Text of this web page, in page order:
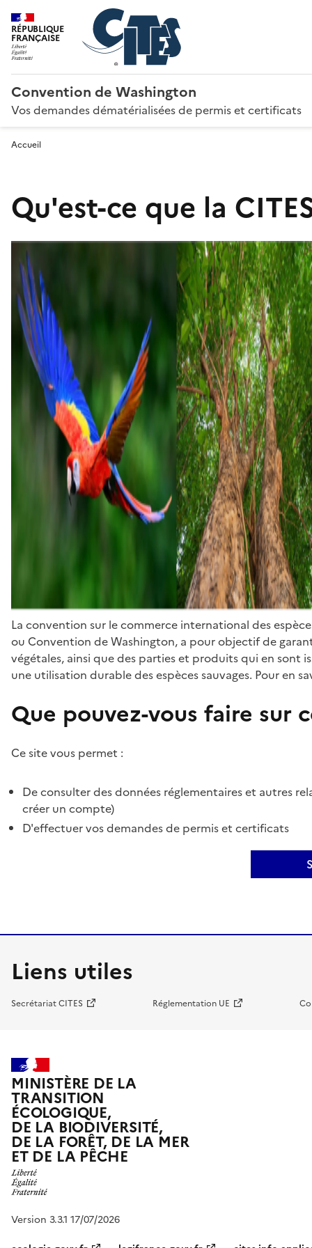
RÉPUBLIQUE
FRANÇAISE
Convention de Washington
Vos demandes dématérialisées de permis et certificats
Accueil
Qu'est-ce que la
La convention sur le commerce international des
ou Convention de Washington, a pour objectif de
végétales, ainsi que des parties et produits qui en sont
une utilisation durable des espèces sauvages. Pour en
Que pouvez-vous faire sur
Ce site vous permet :
De consulter des données réglementaires et autres
créer un compte)
D'effectuer vos demandes de permis et certificats
Liens utiles
Secrétariat CITES Réglementation UE
MINISTÈRE DE LA
TRANSITION
ÉCOLOGIQUE,
DE LA BIODIVERSITÉ,
DE LA FORÊT, DE LA MER
ET DE LA PÊCHE
Version 3.3.1 17/07/2026